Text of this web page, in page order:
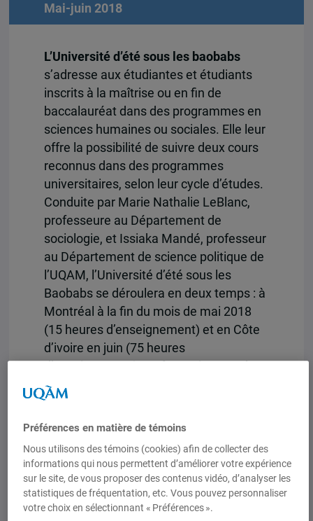
Mai-juin 2018
L’Université d’été sous les baobabs
s’adresse aux étudiantes et étudiants
inscrits à la maîtrise ou en fin de
baccalauréat dans des programmes en
sciences humaines ou sociales. Elle leur
offre la possibilité de suivre deux cours
reconnus dans des programmes
universitaires, selon leur cycle d’études.
Conduite par Marie Nathalie LeBlanc,
professeure au Département de
sociologie, et Issiaka Mandé, professeur
au Département de science politique de
l’UQAM, l’Université d’été sous les
Baobabs se déroulera en deux temps : à
Montréal à la fin du mois de mai 2018
(15 heures d’enseignement) et en Côte
d’ivoire en juin (75 heures
d’Ivoire se tiendra à l’Université Félix-
Houphouët-Boigny, à Abidjan, mais aussi
à l’Université Alassane Ouattara, à
université d’été est l’étude des
transformations sociales, politiques,
économiques et culturelles qui
caractérisent les sociétés africaines
Préférences en matière de témoins
Nous utilisons des témoins (cookies) afin de collecter des
informations qui nous permettent d’améliorer votre expérience
sur le site, de vous proposer des contenus vidéo, d’analyser les
statistiques de fréquentation, etc. Vous pouvez personnaliser
votre choix en sélectionnant « Préférences ».